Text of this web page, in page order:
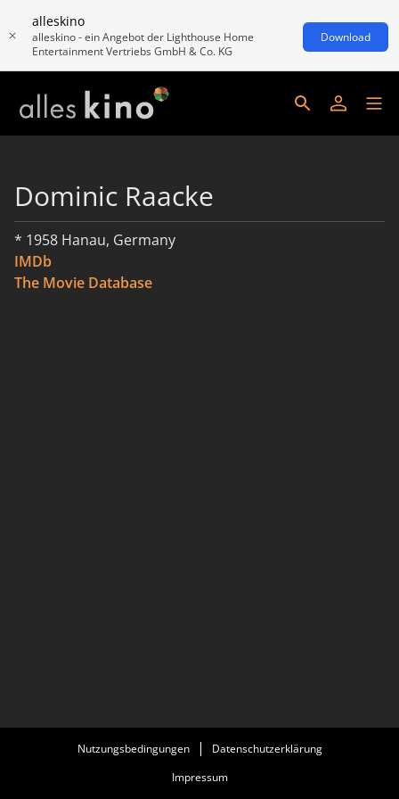
alleskino
alleskino - ein Angebot der Lighthouse Home
Entertainment Vertriebs GmbH & Co. KG
Download
Dominic Raacke
* 1958 Hanau, Germany
IMDb
The Movie Database
Nutzungsbedingungen
Datenschutzerklärung
Impressum